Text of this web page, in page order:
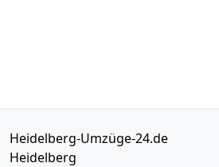
Heidelberg-Umzüge-24.de
Heidelberg